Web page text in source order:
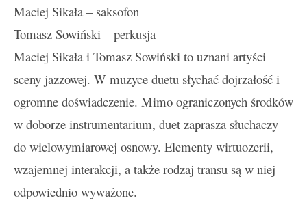
Maciej Sikała – saksofon
Tomasz Sowiński – perkusja
Maciej Sikała i Tomasz Sowiński to uznani artyści
sceny jazzowej. W muzyce duetu słychać dojrzałość i
ogromne doświadczenie. Mimo ograniczonych środków
w doborze instrumentarium, duet zaprasza słuchaczy
do wielowymiarowej osnowy. Elementy wirtuozerii,
wzajemnej interakcji, a także rodzaj transu są w niej
odpowiednio wyważone.